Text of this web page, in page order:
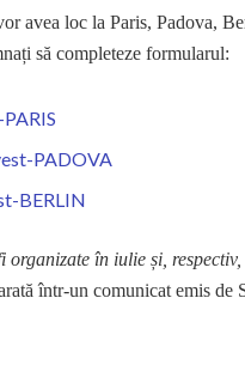
avea loc la Paris, Padova,
să completeze formularul:
PADOVA
BERLIN
în iulie și,
într-un comunicat emis